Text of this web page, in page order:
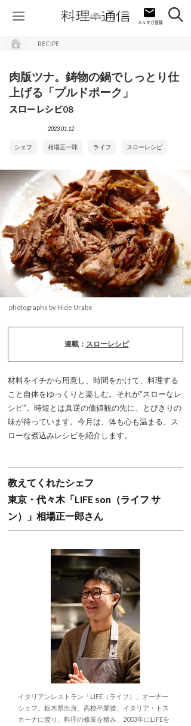
RECIPE
肉版ツナ。鋳物の鍋でしっとり仕
上げる「プルドポーク」
スローレシピ08
2023.01.12
シェフ 相場正一郎 ライフ スローレシピ
photographs by Hide Urabe
連載： スローレシピ
材料をイチから用意し、時間をかけて、料理する
こと自体をゆっくりと楽しむ。それが“スローなレ
シピ”。時短とは真逆の価値観の先に、とびきりの
味が待っています。今月は、体も心も温まる、ス
ローな煮込みレシピを紹介します。
教えてくれたシェフ
東京・代々木「LIFE son（ライフ サ
ン）」相場正一郎さん
イタリアンレストラン「LIFE（ライフ）」オーナー
シェフ。栃木県出身。高校卒業後、イタリア・トス
カーナに渡り、料理の修業を積み、2003年にLIFEを